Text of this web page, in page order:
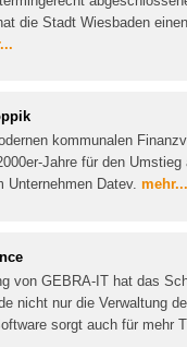
die Stadt Wiesbaden
kommunalen
Jahre für den
Unternehmen Datev. mehr...
von GEBRA-IT hat das
nicht nur die Verwaltung
sorgt auch für mehr